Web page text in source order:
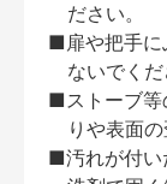
ださい。
■扉や把手に
ないでくだ
■ストーブ等
りや表面
■汚れが付い